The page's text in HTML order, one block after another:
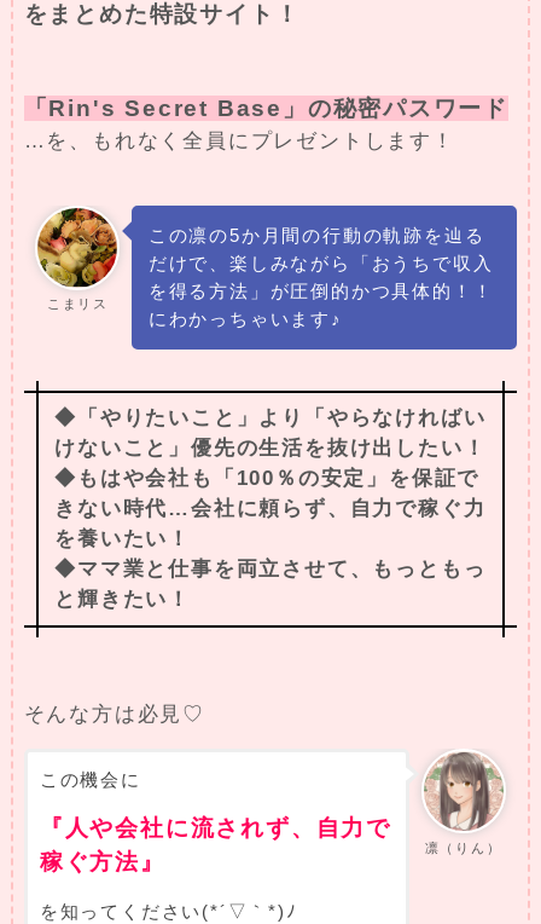
をまとめた特設サイト！
「Rin's Secret Base」の秘密パスワード
…を、もれなく全員にプレゼントします！
こまリス
この凛の5か月間の行動の軌跡を辿る
だけで、楽しみながら「おうちで収入
を得る方法」が圧倒的かつ具体的！！
にわかっちゃいます♪
◆「やりたいこと」より「やらなければい
けないこと」優先の生活を抜け出したい！
◆もはや会社も「100％の安定」を保証で
きない時代…会社に頼らず、自力で稼ぐ力
を養いたい！
◆ママ業と仕事を両立させて、もっともっ
と輝きたい！
そんな方は必見♡
凛（りん）
この機会に
『人や会社に流されず、自力で
稼ぐ方法』
を知ってください(*´▽｀*)ﾉ